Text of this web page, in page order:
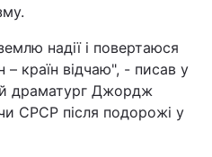
надії і повертаюся
– країн відчаю", - писав у
драматург Джордж
СРСР після подорожі у